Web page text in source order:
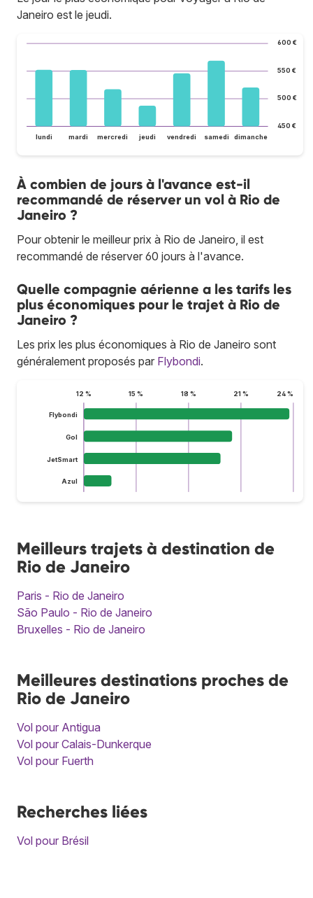
Janeiro est le jeudi.
450 €
500 €
550 €
600 €
lundi mardi mercredi jeudi vendredi samedi dimanche
À combien de jours à l'avance est-il
recommandé de réserver un vol à Rio de
Janeiro ?
Pour obtenir le meilleur prix à Rio de Janeiro, il est
recommandé de réserver 60 jours à l'avance.
Quelle compagnie aérienne a les tarifs les
plus économiques pour le trajet à Rio de
Janeiro ?
Les prix les plus économiques à Rio de Janeiro sont
généralement proposés par Flybondi.
12 % 15 % 18 % 21 % 24 %
Flybondi
Gol
JetSmart
Azul
Meilleurs trajets à destination de
Rio de Janeiro
Paris - Rio de Janeiro
São Paulo - Rio de Janeiro
Bruxelles - Rio de Janeiro
Meilleures destinations proches de
Rio de Janeiro
Vol pour Antigua
Vol pour Calais-Dunkerque
Vol pour Fuerth
Recherches liées
Vol pour Brésil